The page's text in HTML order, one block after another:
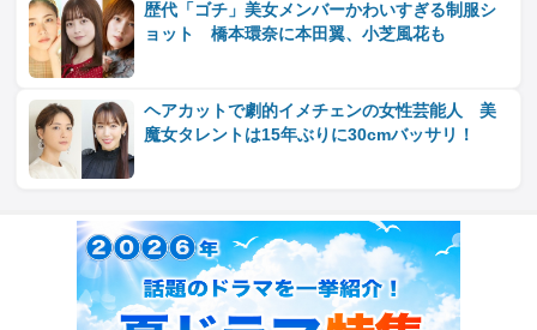
歴代「ゴチ」美女メンバーかわいすぎる制服シ
ョット 橋本環奈に本田翼、小芝風花も
ヘアカットで劇的イメチェンの女性芸能人 美
魔女タレントは15年ぶりに30cmバッサリ！